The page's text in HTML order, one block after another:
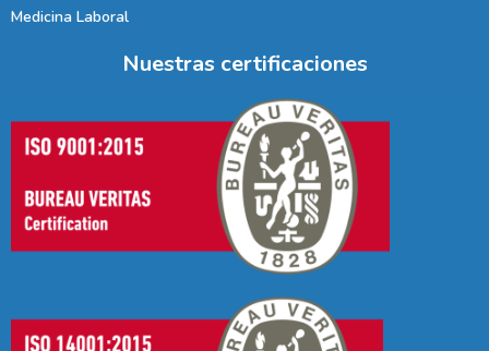
Medicina Laboral
Nuestras certificaciones